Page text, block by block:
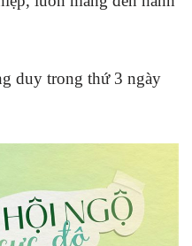
duy trong thứ 3 ngày